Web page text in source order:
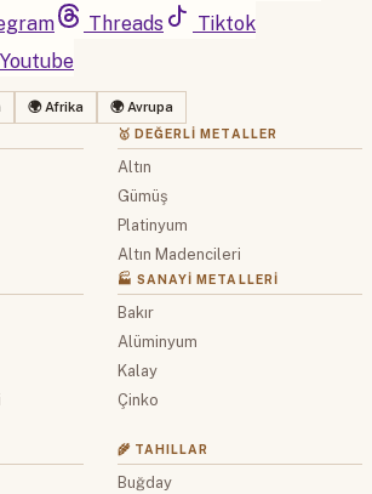
Threads
Tiktok
Youtube
🌍 Afrika 🌍 Avrupa
🥇 DEĞERLI METALLER
Altın
Gümüş
Platinyum
Altın Madencileri
🏭 SANAYI METALLERI
Bakır
Alüminyum
Kalay
Çinko
🌾 TAHILLAR
Buğday